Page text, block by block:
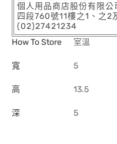
個人用品商店股份有限
四段760號11樓之1、之2
(02)27421234
How To Store
室溫
寬 5
高 13.5
深 5